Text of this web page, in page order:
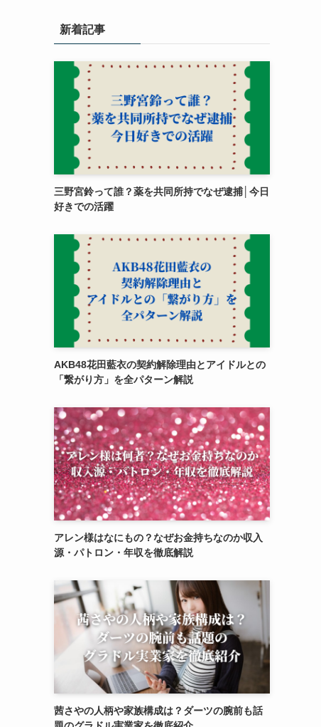
新着記事
三野宮鈴って誰？薬を共同所持でなぜ逮捕│今日
好きでの活躍
AKB48花田藍衣の契約解除理由とアイドルとの
「繋がり方」を全パターン解説
アレン様はなにもの？なぜお金持ちなのか収入
源・パトロン・年収を徹底解説
茜さやの人柄や家族構成は？ダーツの腕前も話